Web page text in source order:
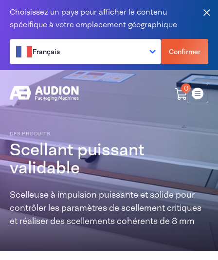
Choisissez un pays pour afficher le contenu
spécifique à votre emplacement géographique
Français Confirmer
0
Menu
DES PRODUITS
Scellant puissant
validable
Scelleuse à impulsion puissante et solide pour
contrôler les paramètres de scellement critiques
et réaliser des scellements cohérents de 8 mm